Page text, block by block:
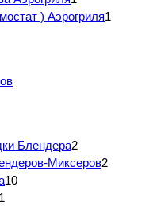
) Аэрогриля1
Блендера2
Миксеров2
10